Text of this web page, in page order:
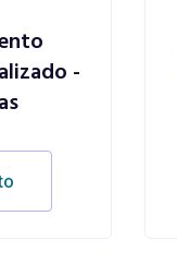
-